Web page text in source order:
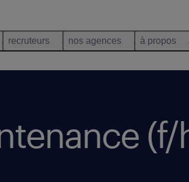
recruteurs nos agences à propos
(f/